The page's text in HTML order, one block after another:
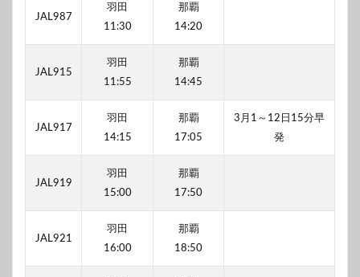
JAL987
羽田
11:30
那覇
14:20
JAL915
羽田
11:55
那覇
14:45
JAL917
羽田
14:15
那覇
17:05
3月1～12日15分早
発
JAL919
羽田
15:00
那覇
17:50
JAL921
羽田
16:00
那覇
18:50